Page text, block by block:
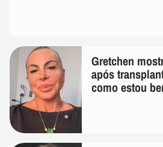
Gretchen
após
como estou